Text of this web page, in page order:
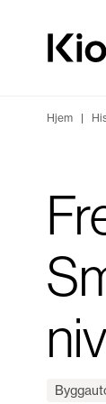
Gå til
Hjem |